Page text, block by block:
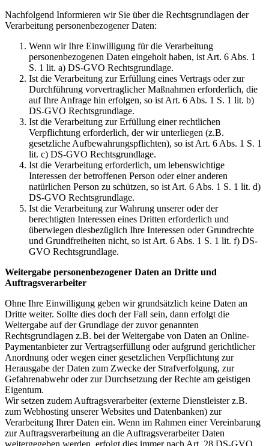
Nachfolgend Informieren wir Sie über die Rechtsgrundlagen der
Verarbeitung personenbezogener Daten:
Wenn wir Ihre Einwilligung für die Verarbeitung
personenbezogenen Daten eingeholt haben, ist Art. 6 Abs. 1
S. 1 lit. a) DS-GVO Rechtsgrundlage.
Ist die Verarbeitung zur Erfüllung eines Vertrags oder zur
Durchführung vorvertraglicher Maßnahmen erforderlich, die
auf Ihre Anfrage hin erfolgen, so ist Art. 6 Abs. 1 S. 1 lit. b)
DS-GVO Rechtsgrundlage.
Ist die Verarbeitung zur Erfüllung einer rechtlichen
Verpflichtung erforderlich, der wir unterliegen (z.B.
gesetzliche Aufbewahrungspflichten), so ist Art. 6 Abs. 1 S. 1
lit. c) DS-GVO Rechtsgrundlage.
Ist die Verarbeitung erforderlich, um lebenswichtige
Interessen der betroffenen Person oder einer anderen
natürlichen Person zu schützen, so ist Art. 6 Abs. 1 S. 1 lit. d)
DS-GVO Rechtsgrundlage.
Ist die Verarbeitung zur Wahrung unserer oder der
berechtigten Interessen eines Dritten erforderlich und
überwiegen diesbezüglich Ihre Interessen oder Grundrechte
und Grundfreiheiten nicht, so ist Art. 6 Abs. 1 S. 1 lit. f) DS-
GVO Rechtsgrundlage.
Weitergabe personenbezogener Daten an Dritte und
Auftragsverarbeiter
Ohne Ihre Einwilligung geben wir grundsätzlich keine Daten an
Dritte weiter. Sollte dies doch der Fall sein, dann erfolgt die
Weitergabe auf der Grundlage der zuvor genannten
Rechtsgrundlagen z.B. bei der Weitergabe von Daten an Online-
Paymentanbieter zur Vertragserfüllung oder aufgrund gerichtlicher
Anordnung oder wegen einer gesetzlichen Verpflichtung zur
Herausgabe der Daten zum Zwecke der Strafverfolgung, zur
Gefahrenabwehr oder zur Durchsetzung der Rechte am geistigen
Eigentum.
Wir setzen zudem Auftragsverarbeiter (externe Dienstleister z.B.
zum Webhosting unserer Websites und Datenbanken) zur
Verarbeitung Ihrer Daten ein. Wenn im Rahmen einer Vereinbarung
zur Auftragsverarbeitung an die Auftragsverarbeiter Daten
weitergegeben werden, erfolgt dies immer nach Art. 28 DS-GVO.